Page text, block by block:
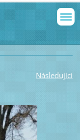
Následující